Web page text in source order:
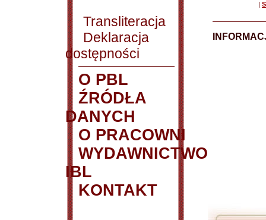
Transliteracja
Deklaracja
dostępności
O PBL
ŹRÓDŁA
DANYCH
O PRACOWNI
WYDAWNICTWO
IBL
KONTAKT
|